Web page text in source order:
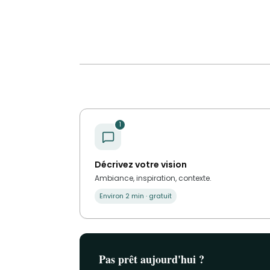
1
Décrivez votre vision
Ambiance, inspiration, contexte.
Environ 2 min · gratuit
Pas prêt aujourd'hui ?